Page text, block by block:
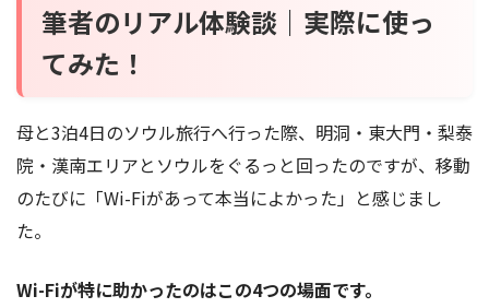
筆者のリアル体験談｜実際に使っ
てみた！
母と3泊4日のソウル旅行へ行った際、明洞・東大門・梨泰
院・漢南エリアとソウルをぐるっと回ったのですが、移動
のたびに「Wi-Fiがあって本当によかった」と感じまし
た。
Wi-Fiが特に助かったのはこの4つの場面です。